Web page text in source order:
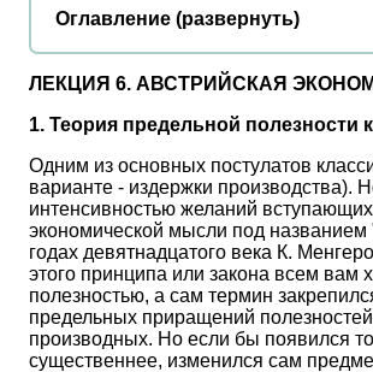
Оглавление (развернуть)
ЛЕКЦИЯ 6. АВСТРИЙСКАЯ
1. Теория предельной полезности
Одним из основных постулатов
варианте - издержки производства).
интенсивностью желаний
экономической мысли под
годах девятнадцатого века К.
этого принципа или закона всем
полезностью, а сам термин
предельных приращений
производных. Но если бы появился
существеннее, изменился сам